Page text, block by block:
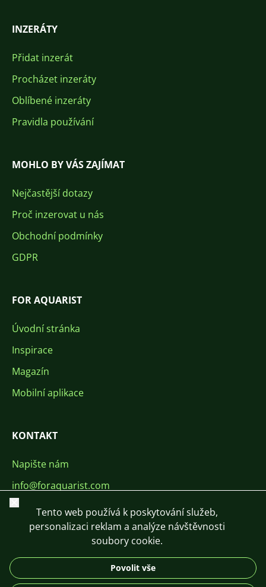
INZERÁTY
Přidat inzerát
Procházet inzeráty
Oblíbené inzeráty
Pravidla používání
MOHLO BY VÁS ZAJÍMAT
Nejčastější dotazy
Proč inzerovat u nás
Obchodní podmínky
GDPR
FOR AQUARIST
Úvodní stránka
Inspirace
Magazín
Mobilní aplikace
KONTAKT
Napište nám
info@foraquarist.com
+420 603 449 602
Zavřít
Tento web používá k poskytování služeb,
personalizaci reklam a analýze návštěvnosti
soubory cookie.
Povolit vše